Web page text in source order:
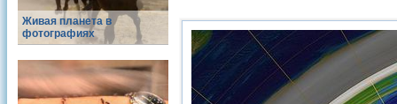
Живая планета в
фотографиях